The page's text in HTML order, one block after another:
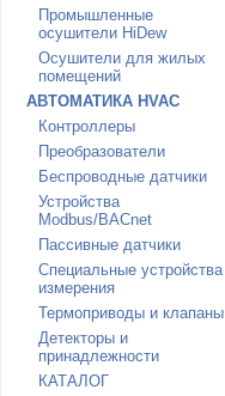
Промышленные
осушители HiDew
Осушители для жилых
помещений
АВТОМАТИКА HVAC
Контроллеры
Преобразователи
Беспроводные датчики
Устройства
Modbus/BACnet
Пассивные датчики
Специальные устройства
измерения
Термоприводы и клапаны
Детекторы и
принадлежности
КАТАЛОГ